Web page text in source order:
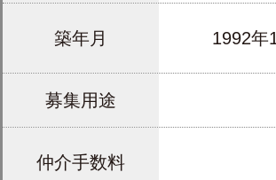
築年月 1992年
募集用途
仲介手数料